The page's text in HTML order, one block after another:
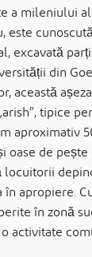
a mileniului
este
excavată
din
această
tipice
aproximativ
oase de
apropiere.
în zonă
activitate